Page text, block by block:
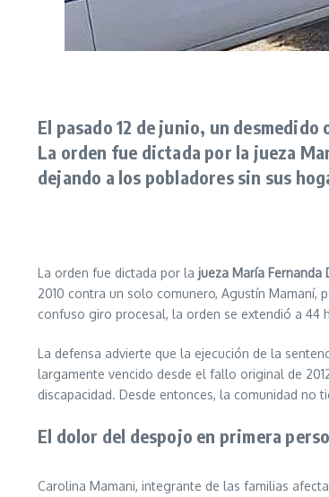
El pasado 12 de junio, un
La orden fue dictada por la jueza
dejando a los pobladores sin sus
La orden fue dictada por la jueza María Fernanda
2010 contra un solo comunero, Agustín
confuso giro procesal, la orden se extendió a 44
La defensa advierte que la ejecución de la
largamente vencido desde el fallo original de
discapacidad. Desde entonces, la comunidad no
El dolor del despojo en primera
Carolina Mamani, integrante de las familias